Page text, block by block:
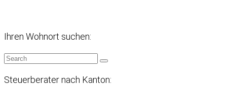
Ihren Wohnort suchen:
Steuerberater nach Kanton: